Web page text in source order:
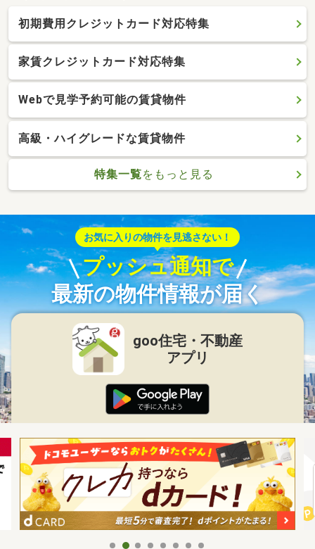
初期費用クレジットカード対応特集
家賃クレジットカード対応特集
Webで見学予約可能の賃貸物件
高級・ハイグレードな賃貸物件
特集一覧をもっと見る
お気に入りの物件を見逃さない！
プッシュ通知で
最新の物件情報が届く
goo住宅・不動産
アプリ